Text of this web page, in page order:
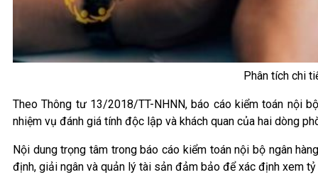
Phân tích chi
Theo Thông tư 13/2018/TT-NHNN, báo cáo kiểm toán nội
nhiệm vụ đánh giá tính độc lập và khách quan của hai dòng
Nội dung trọng tâm trong báo cáo kiểm toán nội bộ ngân
định, giải ngân và quản lý tài sản đảm bảo để xác định xem